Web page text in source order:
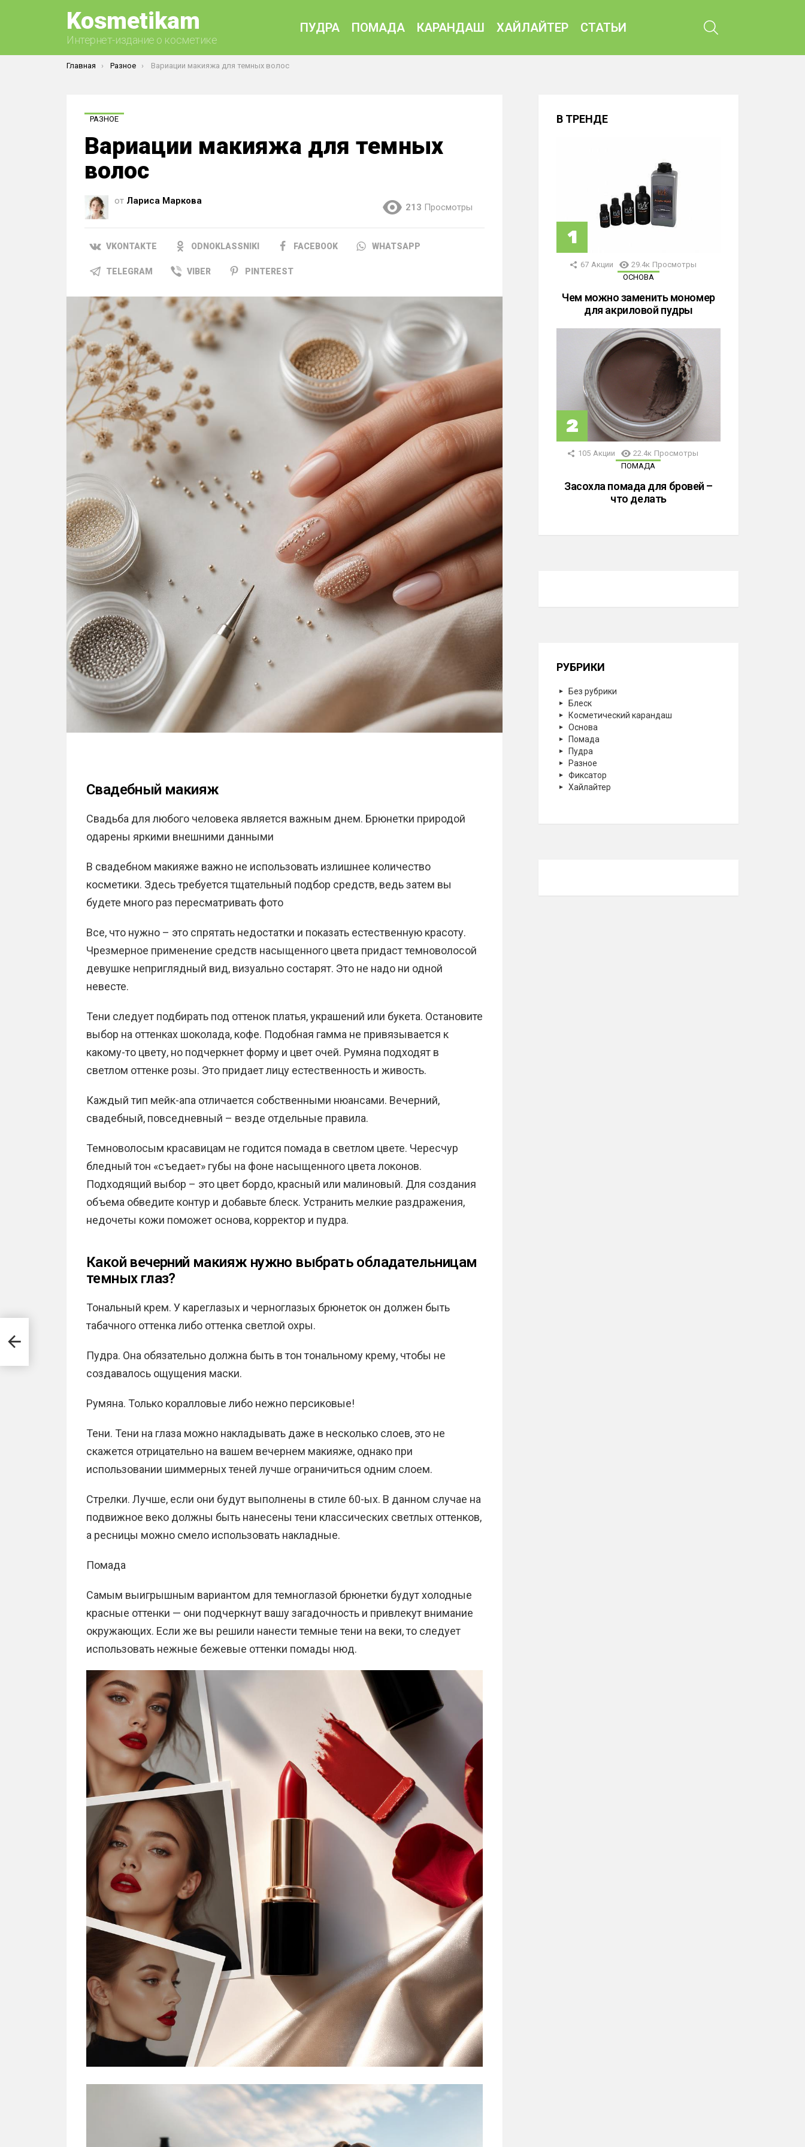
Kosmetikam
Интернет-издание о косметике
ПУДРА ПОМАДА КАРАНДАШ ХАЙЛАЙТЕР СТАТЬИ
Вы здесь:
Главная Разное Вариации макияжа для темных волос
РАЗНОЕ
Вариации макияжа для темных
волос
от Лариса Маркова
213 Просмотры
VKONTAKTE ODNOKLASSNIKI FACEBOOK WHATSAPP
TELEGRAM VIBER PINTEREST
Свадебный макияж
Свадьба для любого человека является важным днем. Брюнетки природой
одарены яркими внешними данными
В свадебном макияже важно не использовать излишнее количество
косметики. Здесь требуется тщательный подбор средств, ведь затем вы
будете много раз пересматривать фото
Все, что нужно – это спрятать недостатки и показать естественную красоту.
Чрезмерное применение средств насыщенного цвета придаст темноволосой
девушке неприглядный вид, визуально состарят. Это не надо ни одной
невесте.
Тени следует подбирать под оттенок платья, украшений или букета. Остановите
выбор на оттенках шоколада, кофе. Подобная гамма не привязывается к
какому-то цвету, но подчеркнет форму и цвет очей. Румяна подходят в
светлом оттенке розы. Это придает лицу естественность и живость.
Каждый тип мейк-апа отличается собственными нюансами. Вечерний,
свадебный, повседневный – везде отдельные правила.
Темноволосым красавицам не годится помада в светлом цвете. Чересчур
бледный тон «съедает» губы на фоне насыщенного цвета локонов.
Подходящий выбор – это цвет бордо, красный или малиновый. Для создания
объема обведите контур и добавьте блеск. Устранить мелкие раздражения,
недочеты кожи поможет основа, корректор и пудра.
Какой вечерний макияж нужно выбрать обладательницам
темных глаз?
Тональный крем. У кареглазых и черноглазых брюнеток он должен быть
табачного оттенка либо оттенка светлой охры.
Пудра. Она обязательно должна быть в тон тональному крему, чтобы не
создавалось ощущения маски.
Румяна. Только коралловые либо нежно персиковые!
Тени. Тени на глаза можно накладывать даже в несколько слоев, это не
скажется отрицательно на вашем вечернем макияже, однако при
использовании шиммерных теней лучше ограничиться одним слоем.
Стрелки. Лучше, если они будут выполнены в стиле 60-ых. В данном случае на
подвижное веко должны быть нанесены тени классических светлых оттенков,
а ресницы можно смело использовать накладные.
Помада
Самым выигрышным вариантом для темноглазой брюнетки будут холодные
красные оттенки — они подчеркнут вашу загадочность и привлекут внимание
окружающих. Если же вы решили нанести темные тени на веки, то следует
использовать нежные бежевые оттенки помады нюд.
В ТРЕНДЕ
67 Акции 29.4к Просмотры
ОСНОВА
Чем можно заменить мономер
для акриловой пудры
105 Акции 22.4к Просмотры
ПОМАДА
Засохла помада для бровей –
что делать
РУБРИКИ
Без рубрики
Блеск
Косметический карандаш
Основа
Помада
Пудра
Разное
Фиксатор
Хайлайтер